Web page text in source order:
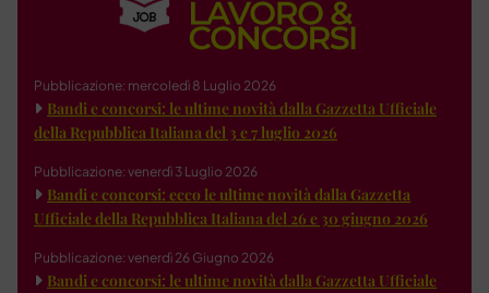
Pubblicazione: mercoledì 8 Luglio 2026
Bandi e concorsi: le ultime novità dalla Gazzetta Ufficiale
della Repubblica Italiana del 3 e 7 luglio 2026
Pubblicazione: venerdì 3 Luglio 2026
Bandi e concorsi: ecco le ultime novità dalla Gazzetta
Ufficiale della Repubblica Italiana del 26 e 30 giugno 2026
Pubblicazione: venerdì 26 Giugno 2026
Bandi e concorsi: le ultime novità dalla Gazzetta Ufficiale